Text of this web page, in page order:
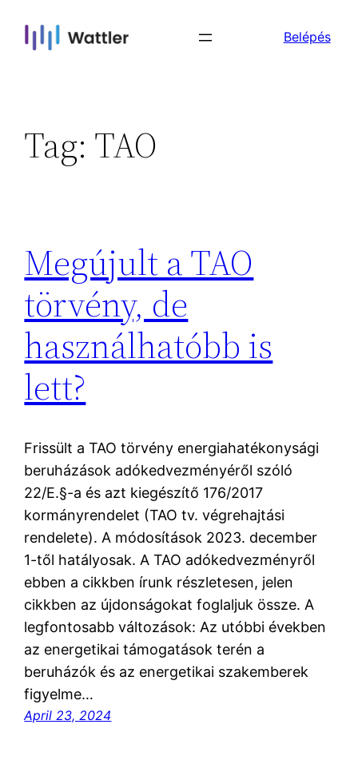
Belépés
Tag: TAO
Megújult a TAO
törvény, de
használhatóbb is
lett?
Frissült a TAO törvény energiahatékonysági
beruházások adókedvezményéről szóló
22/E.§-a és azt kiegészítő 176/2017
kormányrendelet (TAO tv. végrehajtási
rendelete). A módosítások 2023. december
1-től hatályosak. A TAO adókedvezményről
ebben a cikkben írunk részletesen, jelen
cikkben az újdonságokat foglaljuk össze. A
legfontosabb változások: Az utóbbi években
az energetikai támogatások terén a
beruházók és az energetikai szakemberek
figyelme…
April 23, 2024